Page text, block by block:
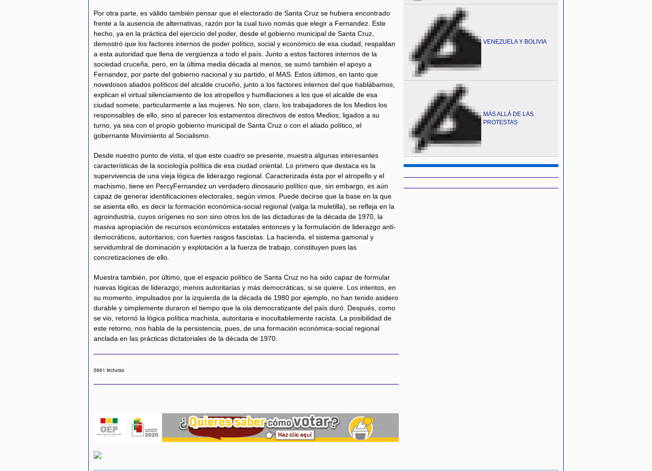
Por otra parte, es válido también pensar que el electorado de Santa Cruz se hubiera encontrado
frente a la ausencia de alternativas, razón por la cual tuvo nomás que elegir a Fernandez. Este
hecho, ya en la práctica del ejercicio del poder, desde el gobierno municipal de Santa Cruz,
demostró que los factores internos de poder político, social y económico de esa ciudad, respaldan
a esta autoridad que llena de vergüenza a todo el país. Junto a estos factores internos de la
sociedad cruceña, pero, en la última media década al menos, se sumó también el apoyo a
Fernandez, por parte del gobierno nacional y su partido, el MAS. Estos últimos, en tanto que
novedosos aliados políticos del alcalde cruceño, junto a los factores internos del que hablábamos,
explican el virtual silenciamiento de los atropellos y humillaciones a los que el alcalde de esa
ciudad somete, particularmente a las mujeres. No son, claro, los trabajadores de los Medios los
responsables de ello, sino al parecer los estamentos directivos de estos Medios; ligados a su
turno, ya sea con el propio gobierno municipal de Santa Cruz o con el aliado político, el
gobernante Movimiento al Socialismo.
Desde nuestro punto de vista, el que este cuadro se presente, muestra algunas interesantes
características de la sociología política de esa ciudad oriental. Lo primero que destaca es la
supervivencia de una vieja lógica de liderazgo regional. Caracterizada ésta por el atropello y el
machismo, tiene en PercyFernandez un verdadero dinosaurio político que, sin embargo, es aún
capaz de generar identificaciones electorales, según vimos. Puede decirse que la base en la que
se asienta ello, es decir la formación económica-social regional (valga la muletilla), se refleja en la
agroindustria, cuyos orígenes no son sino otros los de las dictaduras de la década de 1970, la
masiva apropiación de recursos económicos estatales entonces y la formulación de liderazgo anti-
democráticos, autoritarios, con fuertes rasgos fascistas. La hacienda, el sistema gamonal y
servidumbral de dominación y explotación a la fuerza de trabajo, constituyen pues las
concretizaciones de ello.
Muestra también, por último, que el espacio político de Santa Cruz no ha sido capaz de formular
nuevas lógicas de liderazgo; menos autoritarias y más democráticas, si se quiere. Los intentos, en
su momento, impulsados por la izquierda de la década de 1980 por ejemplo, no han tenido asidero
durable y simplemente duraron el tiempo que la ola democratizante del país duró. Después, como
se vio, retornó la lógica política machista, autoritaria e inocultablemente racista. La posibilidad de
este retorno, nos habla de la persistencia, pues, de una formación económica-social regional
anclada en las prácticas dictatoriales de la década de 1970.
5661 lecturas
VENEZUELA Y BOLIVIA
MÁS ALLÁ DE LAS
PROTESTAS